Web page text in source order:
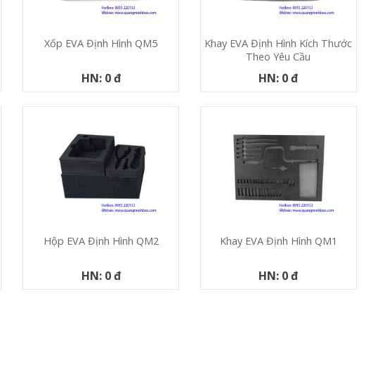
Xốp EVA Định Hình QM5
HN: 0 đ
Khay EVA Định Hình Kích Thước
Theo Yêu Cầu
HN: 0 đ
Hộp EVA Định Hình QM2
HN: 0 đ
Khay EVA Định Hình QM1
HN: 0 đ